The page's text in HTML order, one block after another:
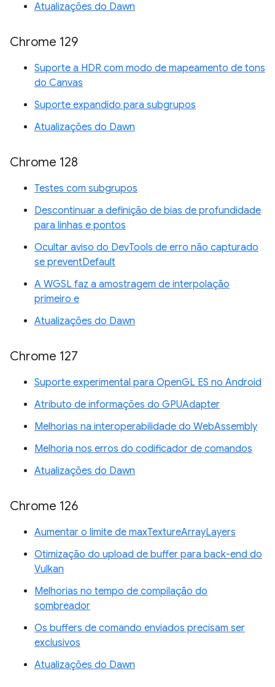
Atualizações do Dawn
Chrome 129
Suporte a HDR com modo de mapeamento de tons
do Canvas
Suporte expandido para subgrupos
Atualizações do Dawn
Chrome 128
Testes com subgrupos
Descontinuar a definição de bias de profundidade
para linhas e pontos
Ocultar aviso do DevTools de erro não capturado
se preventDefault
A WGSL faz a amostragem de interpolação
primeiro e
Atualizações do Dawn
Chrome 127
Suporte experimental para OpenGL ES no Android
Atributo de informações do GPUAdapter
Melhorias na interoperabilidade do WebAssembly
Melhoria nos erros do codificador de comandos
Atualizações do Dawn
Chrome 126
Aumentar o limite de maxTextureArrayLayers
Otimização do upload de buffer para back-end do
Vulkan
Melhorias no tempo de compilação do
sombreador
Os buffers de comando enviados precisam ser
exclusivos
Atualizações do Dawn